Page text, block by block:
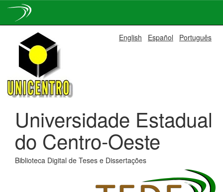
navigation
English Español Português
Universidade Estadual
do Centro-Oeste
Biblioteca Digital de Teses e Dissertações